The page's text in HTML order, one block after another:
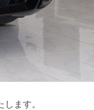
ます。